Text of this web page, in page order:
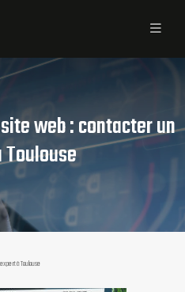
web : contacter un
à Toulouse